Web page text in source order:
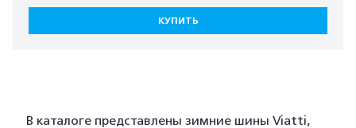
КУПИТЬ
В каталоге представлены зимние шины Viatti,